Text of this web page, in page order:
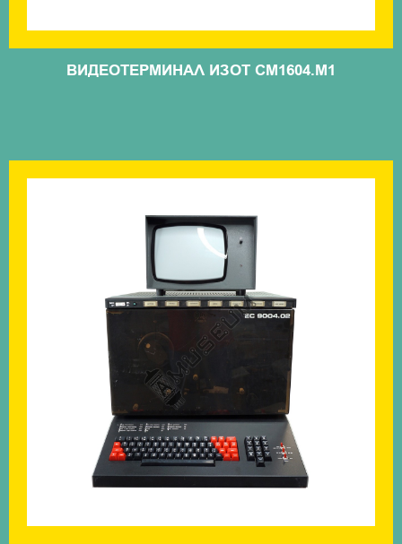
ВИДЕОТЕРМИНАЛ ИЗОТ СМ1604.М1